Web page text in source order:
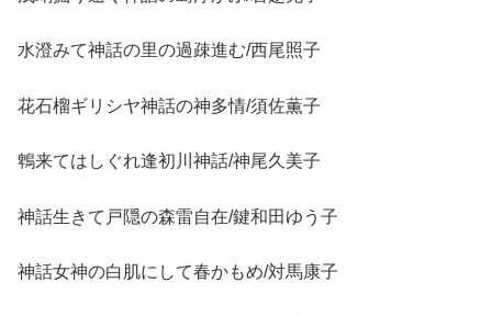
水澄みて神話の里の過疎進む/西尾照子
花石榴ギリシヤ神話の神多情/須佐薫子
鵯来てはしぐれ逢初川神話/神尾久美子
神話生きて戸隠の森雷自在/鍵和田ゆう子
神話女神の白肌にして春かもめ/対馬康子